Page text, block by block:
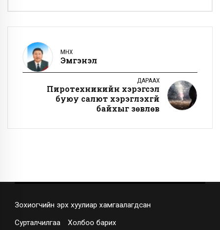
ӨМНӨХ
Эмгэнэл
ДАРААХ
Пиротехникийн хэрэгсэл
буюу салют хэрэглэхгүй
байхыг зөвлөв
Зохиогчийн эрх хуулиар хамгаалагдсан
Сурталчилгаа Холбоо барих